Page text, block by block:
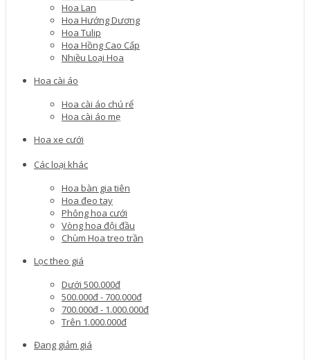
Hoa Lan
Hoa Hướng Dương
Hoa Tulip
Hoa Hồng Cao Cấp
Nhiều Loại Hoa
Hoa cài áo
Hoa cài áo chú rể
Hoa cài áo mẹ
Hoa xe cưới
Các loại khác
Hoa bàn gia tiên
Hoa đeo tay
Phông hoa cưới
Vòng hoa đội đầu
Chùm Hoa treo trần
Lọc theo giá
Dưới 500.000đ
500.000đ - 700.000đ
700.000đ - 1.000.000đ
Trên 1.000.000đ
Đang giảm giá